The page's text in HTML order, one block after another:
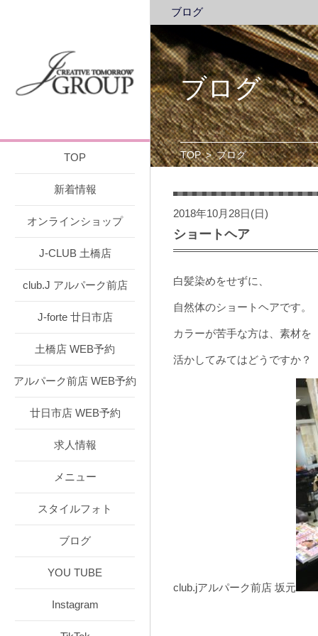
TOP
新着情報
オンラインショップ
J-CLUB 土橋店
club.J アルパーク前店
J-forte 廿日市店
土橋店 WEB予約
アルパーク前店 WEB予約
廿日市店 WEB予約
求人情報
メニュー
スタイルフォト
ブログ
YOU TUBE
Instagram
ブログ
ブログ
TOP>ブログ
2018年10月28日(日)
ショートヘア
白髪染めをせずに、
自然体のショートヘアです。
カラーが苦手な方は、素材を
活かしてみてはどうですか？
club.jアルパーク前店 坂元